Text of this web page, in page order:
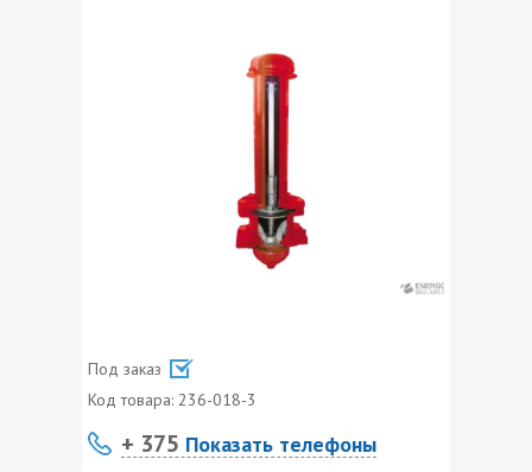
Под заказ
Код товара: 236-018-3
+ 375 Показать телефоны